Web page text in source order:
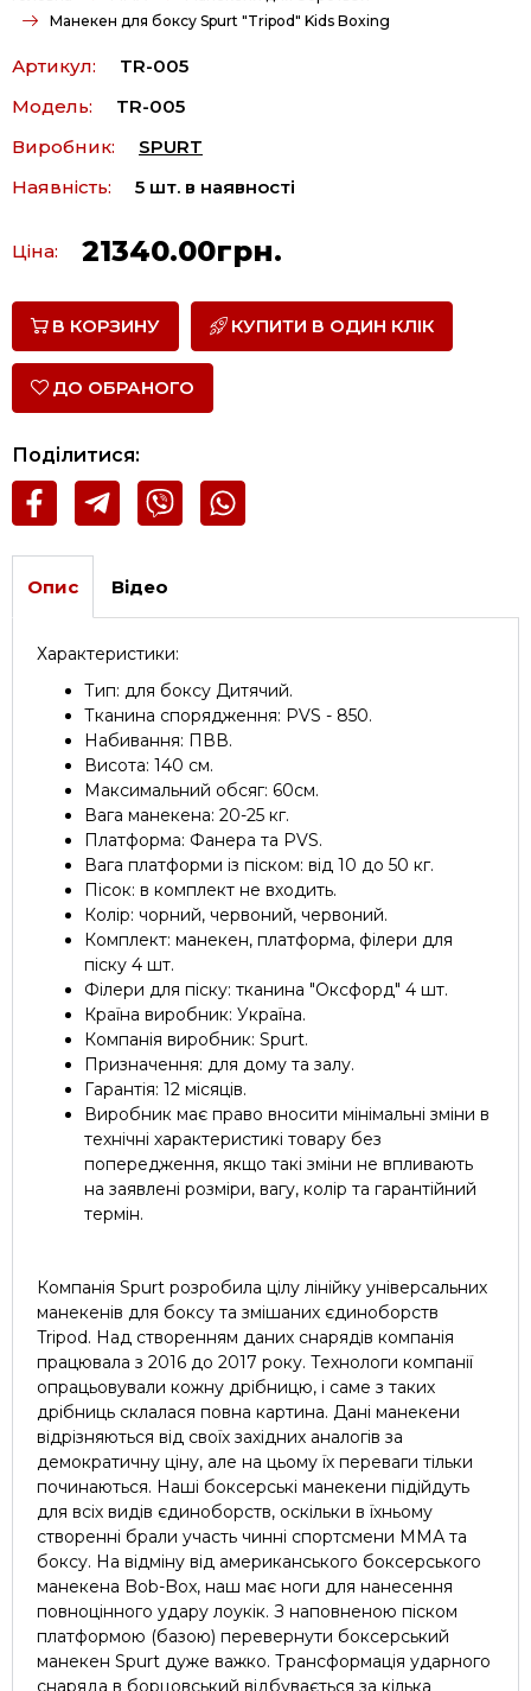
Манекен для боксу Spurt "Tripod" Kids Boxing
Артикул:
TR-005
Модель:
TR-005
Виробник:
SPURT
Наявність:
5 шт. в наявності
Ціна: 21340.00грн.
В КОРЗИНУ КУПИТИ В ОДИН КЛІК
ДО ОБРАНОГО
Поділитися:
Опис Відео
Характеристики:
Тип: для боксу Дитячий.
Тканина спорядження: PVS - 850.
Набивання: ПВВ.
Висота: 140 см.
Максимальний обсяг: 60см.
Вага манекена: 20-25 кг.
Платформа: Фанера та PVS.
Вага платформи із піском: від 10 до 50 кг.
Пісок: в комплект не входить.
Колір: чорний, червоний, червоний.
Комплект: манекен, платформа, філери для
піску 4 шт.
Філери для піску: тканина "Оксфорд" 4 шт.
Країна виробник: Україна.
Компанія виробник: Spurt.
Призначення: для дому та залу.
Гарантія: 12 місяців.
Виробник має право вносити мінімальні зміни в
технічні характеристикі товару без
попередження, якщо такі зміни не впливають
на заявлені розміри, вагу, колір та гарантійний
термін.
Компанія Spurt розробила цілу лінійку універсальних
манекенів для боксу та змішаних єдиноборств
Tripod. Над створенням даних снарядів компанія
працювала з 2016 до 2017 року. Технологи компанії
опрацьовували кожну дрібницю, і саме з таких
дрібниць склалася повна картина. Дані манекени
відрізняються від своїх західних аналогів за
демократичну ціну, але на цьому їх переваги тільки
починаються. Наші боксерські манекени підійдуть
для всіх видів єдиноборств, оскільки в їхньому
створенні брали участь чинні спортсмени ММА та
боксу. На відміну від американського боксерського
манекена Bob-Box, наш має ноги для нанесення
повноцінного удару лоукік. З наповненою піском
платформою (базою) перевернути боксерський
манекен Spurt дуже важко. Трансформація ударного
снаряда в борцовський відбувається за кілька